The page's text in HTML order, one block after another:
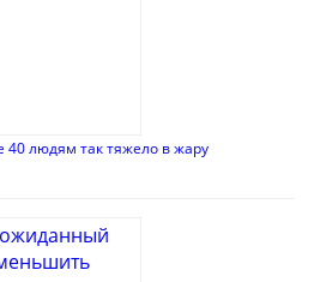
40 людям так тяжело в жару